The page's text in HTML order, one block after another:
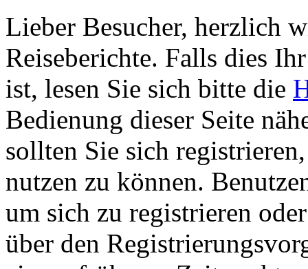
Lieber Besucher, herzlich
Reiseberichte. Falls dies
ist, lesen Sie sich bitte die
Bedienung dieser Seite
sollten Sie sich
nutzen zu können.
um sich zu registrieren
über den